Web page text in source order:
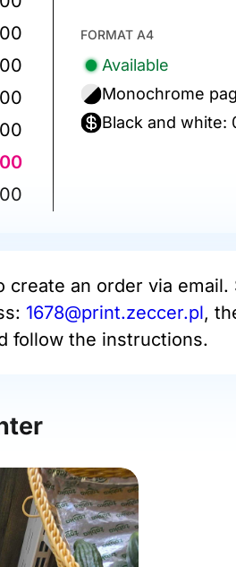
FORMAT A4
Available
Monochrome
Black and white:
an order via
1678@print.zeccer.pl,
follow the instructions.